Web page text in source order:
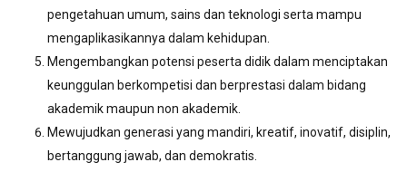
pengetahuan umum, sains dan teknologi serta mampu
mengaplikasikannya dalam kehidupan.
Mengembangkan potensi peserta didik dalam menciptakan
keunggulan berkompetisi dan berprestasi dalam bidang
akademik maupun non akademik.
Mewujudkan generasi yang mandiri, kreatif, inovatif, disiplin,
bertanggung jawab, dan demokratis.